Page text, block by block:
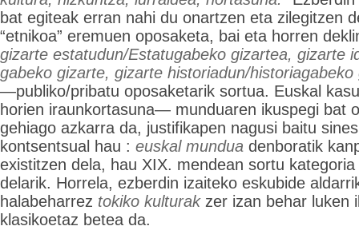
bat egiteak erran nahi du onartzen eta zilegitzen
“etnikoa” eremuen oposaketa, bai eta horren
gizarte estatudun/Estatugabeko gizartea, gizarte
gabeko gizarte, gizarte historiadun/
—publiko/pribatu oposaketarik sortua. Euskal
horien iraunkortasuna— munduaren ikuspegi bat
gehiago azkarra da, justifikapen nagusi baitu
kontsentsual hau : euskal mundua denboratik
existitzen dela, hau XIX. mendean sortu
delarik. Horrela, ezberdin izaiteko eskubide
halabeharrez tokiko kulturakzer izan behar luken
klasikoetaz betea da.